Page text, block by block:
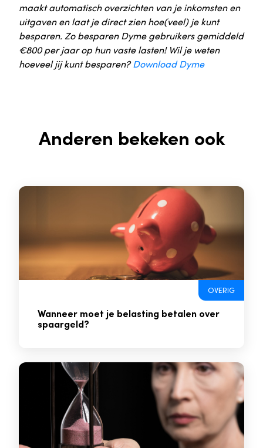
maakt automatisch overzichten van je inkomsten en
uitgaven en laat je direct zien hoe(veel) je kunt
besparen. Zo besparen Dyme gebruikers gemiddeld
€800 per jaar op hun vaste lasten! Wil je weten
hoeveel jij kunt besparen?Download Dyme
Anderen bekeken ook
OVERIG
Wanneer moet je belasting betalen over
spaargeld?